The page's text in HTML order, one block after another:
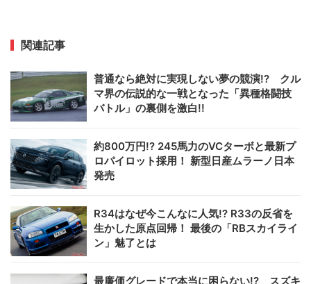
関連記事
普通なら絶対に実現しない夢の競演!? クル
マ界の伝説的な一戦となった「異種格闘技
バトル」の裏側を激白!!
約800万円!? 245馬力のVCターボと最新プ
ロパイロット採用！ 新型日産ムラーノ日本
発売
R34はなぜ今こんなに人気!? R33の反省を
生かした原点回帰！ 最後の「RBスカイライ
ン」魅了とは
最廉価グレードで本当に困らない!? スズキ